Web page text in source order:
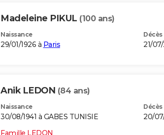
Madeleine PIKUL (100 ans)
Naissance
29/01/1926 à Paris
Décès
21/
Anik LEDON (84 ans)
Naissance
30/08/1941 à GABES TUNISIE
Décès
20/
Famille LEDON